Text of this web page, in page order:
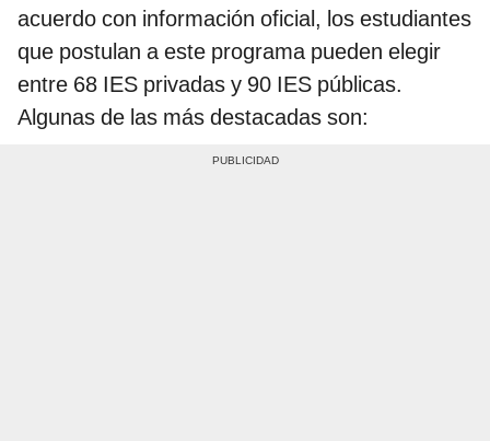
acuerdo con información oficial, los estudiantes
que postulan a este programa pueden elegir
entre 68 IES privadas y 90 IES públicas.
Algunas de las más destacadas son: